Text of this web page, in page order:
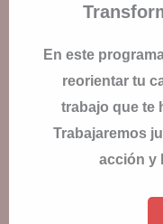
En este
reorientar tu
trabajo que te
Trabajaremos
acción y